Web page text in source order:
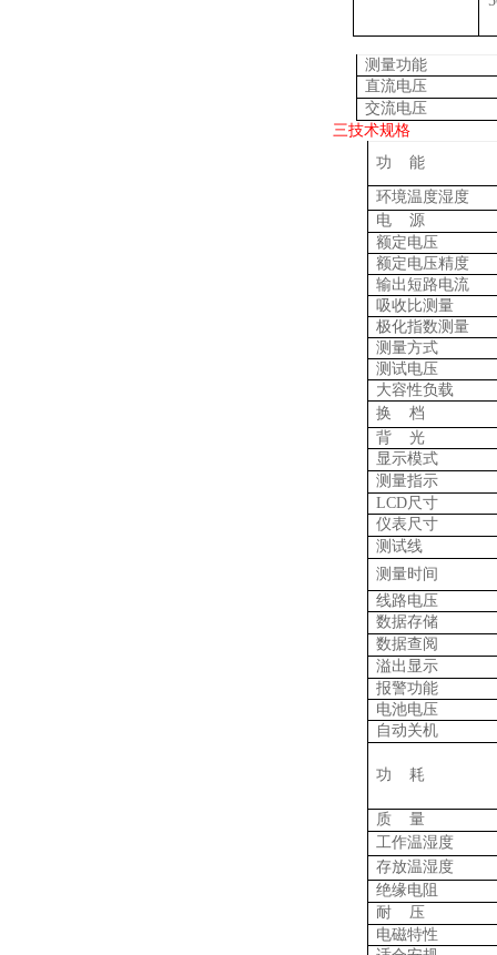
测量功能
直流电压
交流电压
三技术规格
功 能
环境温度湿度
电 源
额定电压
额定电压精度
输出短路电流
吸收比测量
极化指数测量
测量方式
测试电压
大容性负载
换 档
背 光
显示模式
测量指示
LCD尺寸
仪表尺寸
测试线
测量时间
线路电压
数据存储
数据查阅
溢出显示
报警功能
电池电压
自动关机
功 耗
质 量
工作温湿度
存放温湿度
绝缘电阻
耐 压
电磁特性